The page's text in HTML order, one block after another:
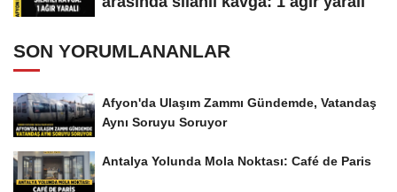
SON YORUMLANANLAR
Afyon'da Ulaşım Zammı Gündemde, Vatandaş
Aynı Soruyu Soruyor
Antalya Yolunda Mola Noktası: Café de Paris